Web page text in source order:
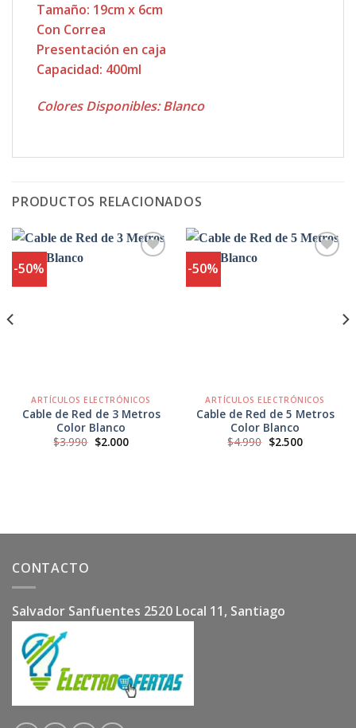
Tamaño: 19cm x 6cm
Con Correa
Presentación en caja
Capacidad: 400ml
Colores Disponibles: Blanco
PRODUCTOS RELACIONADOS
-50%
ARTÍCULOS ELECTRÓNICOS
Cable de Red de 3 Metros
Color Blanco
$3.990 El
precio
$2.000El
precio
-50%
ARTÍCULOS ELECTRÓNICOS
Cable de Red de 5 Metros
Color Blanco
$4.990 El
precio
$2.500El
precio
CONTACTO
Salvador Sanfuentes 2520 Local 11, Santiago